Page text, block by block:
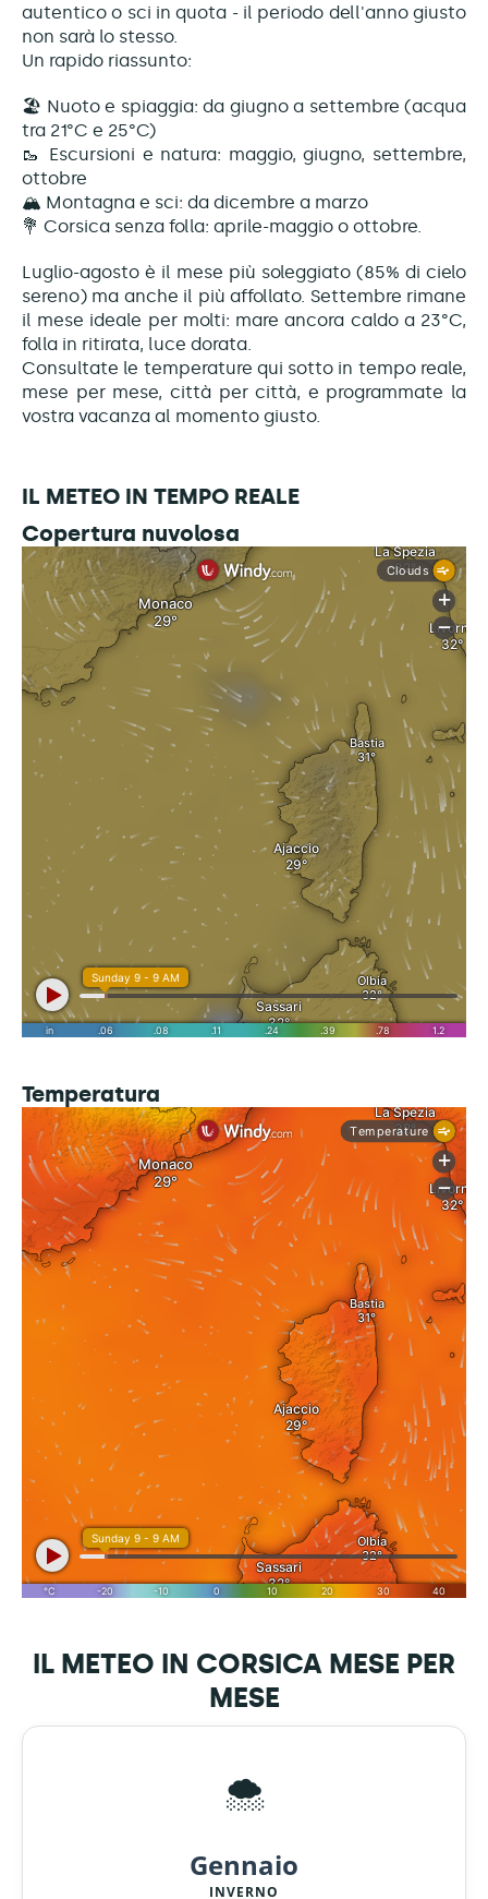
autentico o sci in quota - il periodo dell'anno giusto
non sarà lo stesso.
Un rapido riassunto:
🏖️ Nuoto e spiaggia: da giugno a settembre (acqua
tra 21°C e 25°C)
🥾 Escursioni e natura: maggio, giugno, settembre,
ottobre
🏔️ Montagna e sci: da dicembre a marzo
💐 Corsica senza folla: aprile-maggio o ottobre.
Luglio-agosto è il mese più soleggiato (85% di cielo
sereno) ma anche il più affollato. Settembre rimane
il mese ideale per molti: mare ancora caldo a 23°C,
folla in ritirata, luce dorata.
Consultate le temperature qui sotto in tempo reale,
mese per mese, città per città, e programmate la
vostra vacanza al momento giusto.
IL METEO IN TEMPO REALE
Copertura nuvolosa
Temperatura
IL METEO IN CORSICA MESE PER
MESE
🌨️
Gennaio
INVERNO